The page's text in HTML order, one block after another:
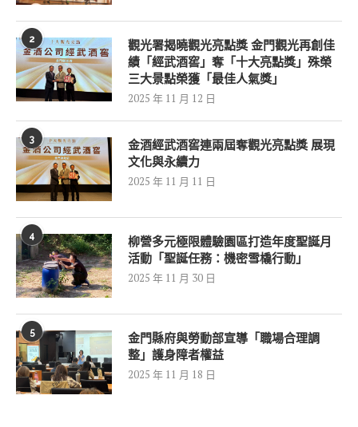
2
觀光署揭曉觀光亮點獎 金門觀光再創佳
績「經武酒窖」奪「十大亮點獎」殊榮
三大景點榮獲「最佳人氣獎」
2025 年 11 月 12 日
3
金酒經武酒窖連兩屆奪觀光亮點獎 展現
文化與永續力
2025 年 11 月 11 日
4
柳營多元極限體驗園區打造年度聖誕月
活動「聖誕任務：機密雪橇行動」
2025 年 11 月 30 日
5
金門縣府與勞動部宣導「職場合理調
整」護身障者權益
2025 年 11 月 18 日